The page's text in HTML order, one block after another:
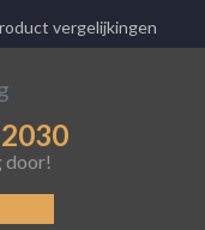
vergelijkingen
door!